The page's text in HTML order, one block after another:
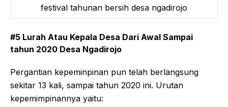
festival tahunan bersih desa ngadirojo
#5 Lurah Atau Kepala Desa Dari Awal Sampai
tahun 2020 Desa Ngadirojo
Pergantian kepeminpinan pun telah berlangsung
sekitar 13 kali, sampai tahun 2020 ini. Urutan
kepemimpinannya yaitu: